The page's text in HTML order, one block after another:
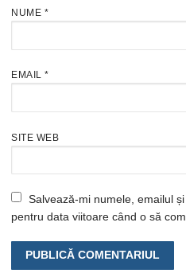
NUME *
EMAIL *
SITE WEB
Salvează-mi numele, emailul
pentru data viitoare când o să